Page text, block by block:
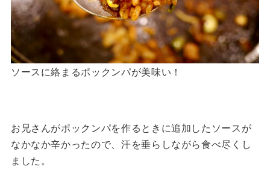
ソースに絡まるポックンパが美味い！
お兄さんがポックンパを作るときに追加したソースが
なかなか辛かったので、汗を垂らしながら食べ尽くし
ました。